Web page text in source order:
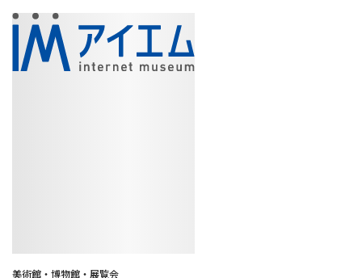
美術館・博物館・展覧会